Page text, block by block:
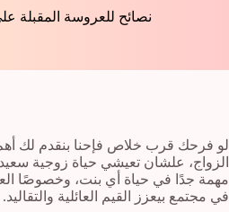
نصائح للعروسة المقبلة
لو فرحك قرب خلاص فإحنا بنقدم لك
الزواج، علشان تعيشي حياة زوجية
مهمة جدًا في حياة أي بنت، وخصوصًا
في مجتمع بيعزز القيم العائلية والتقاليد.